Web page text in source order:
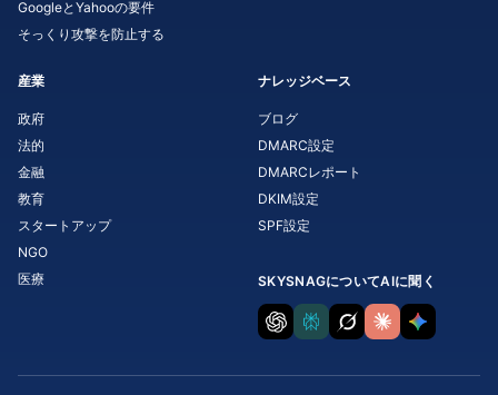
GoogleとYahooの要件
そっくり攻撃を防止する
産業
政府
法的
金融
教育
スタートアップ
NGO
医療
ナレッジベース
ブログ
DMARC設定
DMARCレポート
DKIM設定
SPF設定
SKYSNAGについてAIに聞く